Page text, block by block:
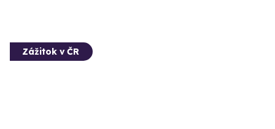
Zážitok v ČR